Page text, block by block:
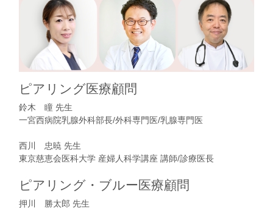
ピアリング医療顧問
鈴木 瞳 先生
一宮西病院乳腺外科部長/外科専門医/乳腺専門医
西川 忠暁 先生
東京慈恵会医科大学 産婦人科学講座 講師/診療医長
ピアリング・ブルー医療顧問
押川 勝太郎 先生